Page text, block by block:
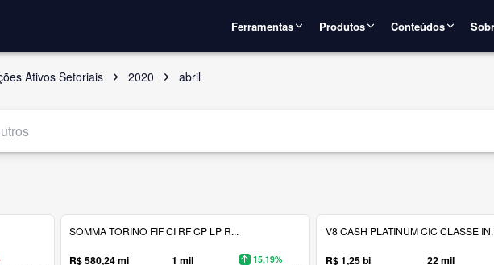
Ferramentas Produtos Conteúdos
Ativos Setoriais 2020 abril
SOMMA TORINO FIF CI RF CP LP R...
R$ 580,24 mi 1 mil 15,19%
V8 CASH PLATINUM CIC CLASSE
R$ 1,25 bi 22 mil